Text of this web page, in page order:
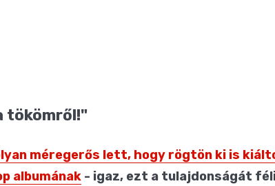
tökömről!"
méregerős lett, hogy rögtön ki is
albumának - igaz, ezt a tulajdonságát